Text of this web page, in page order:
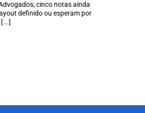
cinco notas ainda
definido ou esperam por